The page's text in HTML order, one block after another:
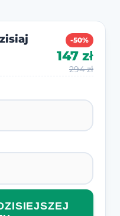
-50%
147 zł
294 zł